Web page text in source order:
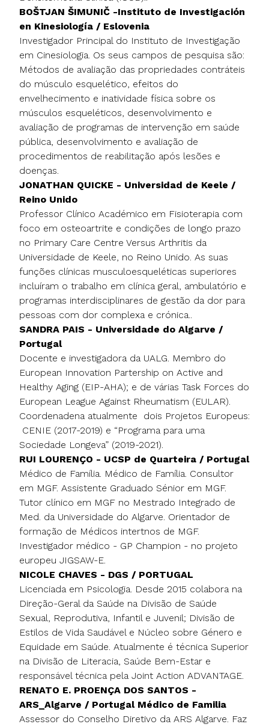
BOŠTJAN ŠIMUNIČ -Instituto de Investigación
en Kinesiología / Eslovenia
Investigador Principal do Instituto de Investigação
em Cinesiologia. Os seus campos de pesquisa são:
Métodos de avaliação das propriedades contráteis
do músculo esquelético, efeitos do
envelhecimento e inatividade física sobre os
músculos esqueléticos, desenvolvimento e
avaliação de programas de intervenção em saúde
pública, desenvolvimento e avaliação de
procedimentos de reabilitação após lesões e
doenças.
JONATHAN QUICKE - Universidad de Keele /
Reino Unido
Professor Clínico Académico em Fisioterapia com
foco em osteoartrite e condições de longo prazo
no Primary Care Centre Versus Arthritis da
Universidade de Keele, no Reino Unido. As suas
funções clínicas musculoesqueléticas superiores
incluíram o trabalho em clínica geral, ambulatório e
programas interdisciplinares de gestão da dor para
pessoas com dor complexa e crónica..
SANDRA PAIS - Universidade do Algarve /
Portugal
Docente e investigadora da UALG. Membro do
European Innovation Partership on Active and
Healthy Aging (EIP-AHA); e de várias Task Forces do
European League Against Rheumatism (EULAR).
Coordenadena atualmente dois Projetos Europeus:
CENIE (2017-2019) e “Programa para uma
Sociedade Longeva” (2019-2021).
RUI LOURENÇO - UCSP de Quarteira / Portugal
Médico de Família. Médico de Família. Consultor
em MGF. Assistente Graduado Sénior em MGF.
Tutor clínico em MGF no Mestrado Integrado de
Med. da Universidade do Algarve. Orientador de
formação de Médicos intertnos de MGF.
Investigador médico - GP Champion - no projeto
europeu JIGSAW-E.
NICOLE CHAVES - DGS / PORTUGAL
Licenciada em Psicologia. Desde 2015 colabora na
Direção-Geral da Saúde na Divisão de Saúde
Sexual, Reprodutiva, Infantil e Juvenil; Divisão de
Estilos de Vida Saudável e Núcleo sobre Género e
Equidade em Saúde. Atualmente é técnica Superior
na Divisão de Literacia, Saúde Bem-Estar e
responsável técnica pela Joint Action ADVANTAGE.
RENATO E. PROENÇA DOS SANTOS -
ARS_Algarve / Portugal Médico de Familia
Assessor do Conselho Diretivo da ARS Algarve. Faz